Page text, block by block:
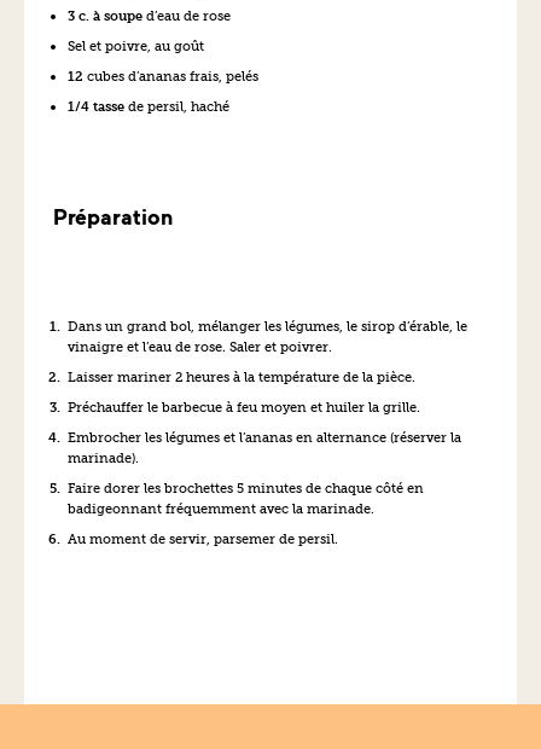
3 c. à soupe d’eau de rose
Sel et poivre, au goût
12 cubes d’ananas frais, pelés
1/4 tasse de persil, haché
Préparation
Dans un grand bol, mélanger les légumes, le sirop d’érable, le
vinaigre et l’eau de rose. Saler et poivrer.
Laisser mariner 2 heures à la température de la pièce.
Préchauffer le barbecue à feu moyen et huiler la grille.
Embrocher les légumes et l’ananas en alternance (réserver la
marinade).
Faire dorer les brochettes 5 minutes de chaque côté en
badigeonnant fréquemment avec la marinade.
Au moment de servir, parsemer de persil.